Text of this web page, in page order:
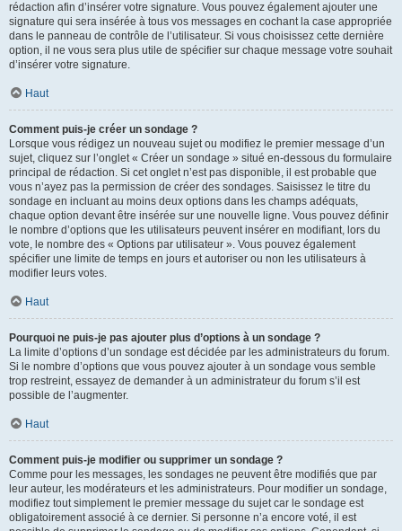
rédaction afin d’insérer votre signature. Vous pouvez également ajouter une
signature qui sera insérée à tous vos messages en cochant la case appropriée
dans le panneau de contrôle de l’utilisateur. Si vous choisissez cette dernière
option, il ne vous sera plus utile de spécifier sur chaque message votre souhait
d’insérer votre signature.
Haut
Comment puis-je créer un sondage ?
Lorsque vous rédigez un nouveau sujet ou modifiez le premier message d’un
sujet, cliquez sur l’onglet « Créer un sondage » situé en-dessous du formulaire
principal de rédaction. Si cet onglet n’est pas disponible, il est probable que
vous n’ayez pas la permission de créer des sondages. Saisissez le titre du
sondage en incluant au moins deux options dans les champs adéquats,
chaque option devant être insérée sur une nouvelle ligne. Vous pouvez définir
le nombre d’options que les utilisateurs peuvent insérer en modifiant, lors du
vote, le nombre des « Options par utilisateur ». Vous pouvez également
spécifier une limite de temps en jours et autoriser ou non les utilisateurs à
modifier leurs votes.
Haut
Pourquoi ne puis-je pas ajouter plus d’options à un sondage ?
La limite d’options d’un sondage est décidée par les administrateurs du forum.
Si le nombre d’options que vous pouvez ajouter à un sondage vous semble
trop restreint, essayez de demander à un administrateur du forum s’il est
possible de l’augmenter.
Haut
Comment puis-je modifier ou supprimer un sondage ?
Comme pour les messages, les sondages ne peuvent être modifiés que par
leur auteur, les modérateurs et les administrateurs. Pour modifier un sondage,
modifiez tout simplement le premier message du sujet car le sondage est
obligatoirement associé à ce dernier. Si personne n’a encore voté, il est